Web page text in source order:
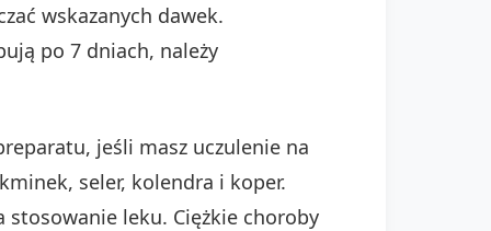
wskazanych dawek.
po 7 dniach, należy
jeśli masz uczulenie na
seler, kolendra i koper.
stosowanie leku. Ciężkie choroby